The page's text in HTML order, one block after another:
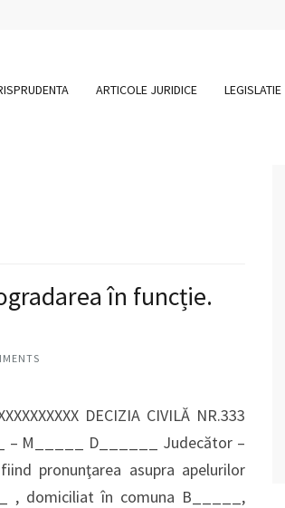
ARTICOLE JURIDICE LEGISLATIE
în funcție.
DECIZIA CIVILĂ NR.333
– M_____ D______ Judecător –
pronunţarea asupra apelurilor
, domiciliat în comuna B_____,